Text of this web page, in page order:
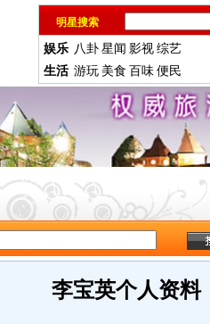
明星搜索
娱乐 八卦星闻 影视综艺
生活 游玩 美食 百味便民
李宝英个人资料